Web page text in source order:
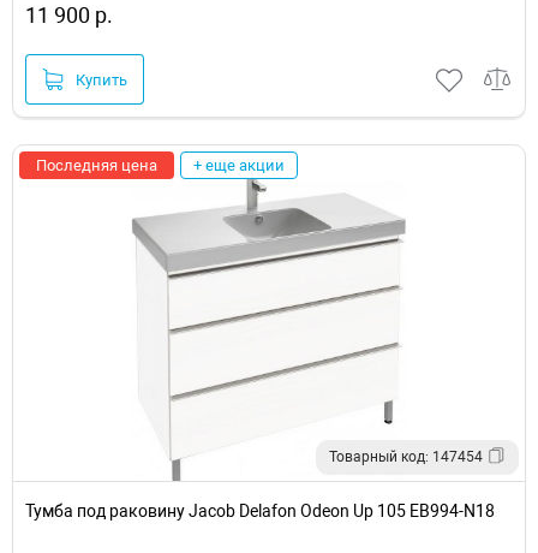
11 900 р.
Купить
Последняя цена + еще акции
Товарный код: 147454
Тумба под раковину Jacob Delafon Odeon Up 105 EB994-N18